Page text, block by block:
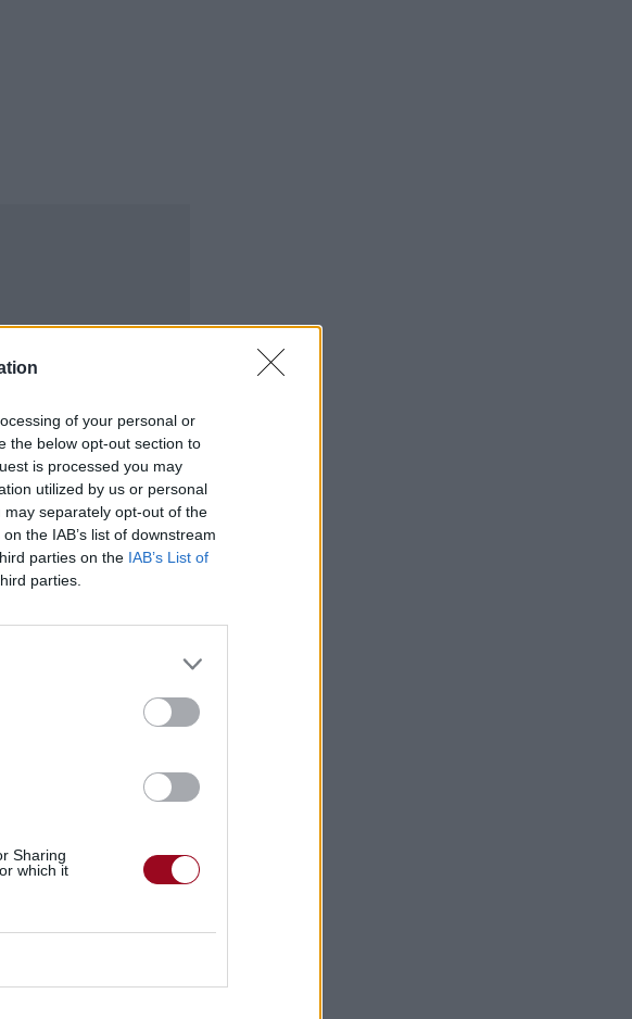
of your personal or
the below opt-out section to
is processed you may
utilized by us or personal
separately opt-out of the
the IAB’s list of downstream
parties on the IAB’s List of
parties.
Sharing
which it